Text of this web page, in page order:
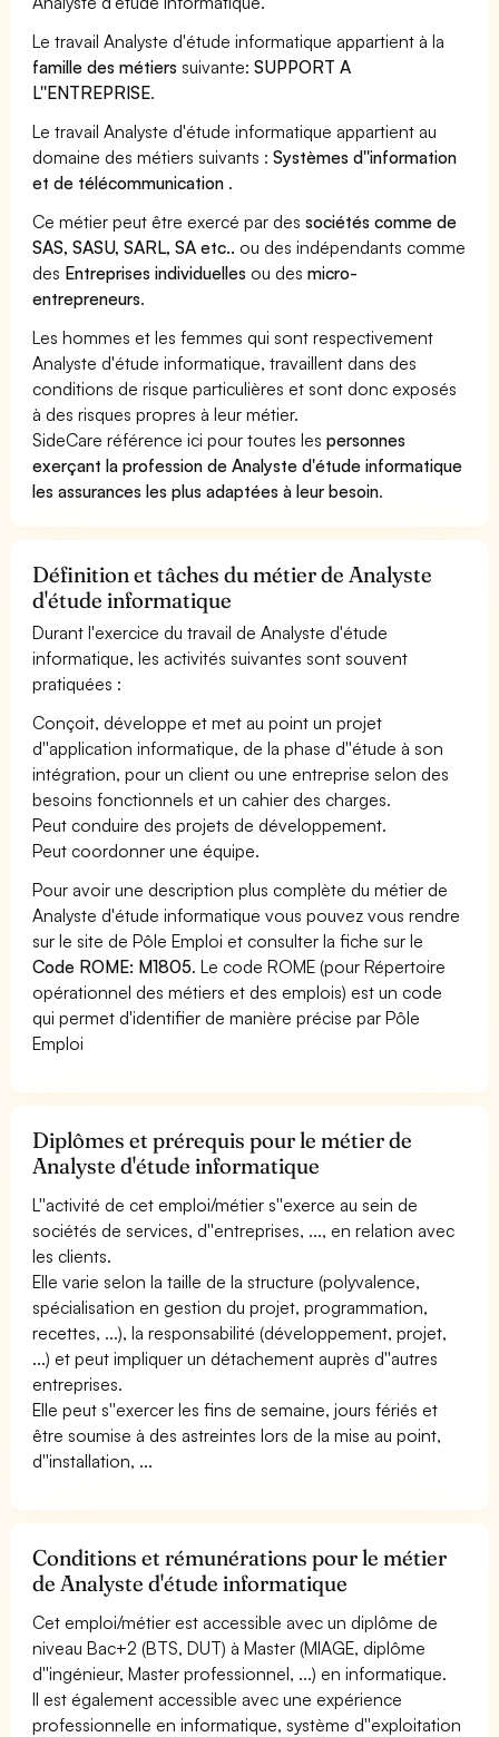
Le travail Analyste d'étude informatique appartient à la
famille des métiers suivante:SUPPORT A
L''ENTREPRISE.
Le travail Analyste d'étude informatique appartient au
domaine des métiers suivants :Systèmes d''information
et de télécommunication .
Ce métier peut être exercé par dessociétés comme de
SAS, SASU, SARL, SA etc.. ou des indépendants comme
des Entreprises individuelles ou desmicro-
entrepreneurs.
Les hommes et les femmes qui sont respectivement
Analyste d'étude informatique, travaillent dans des
conditions de risque particulières et sont donc exposés
à des risques propres à leur métier.
SideCare référence ici pour toutes lespersonnes
exerçant la profession de Analyste d'étude informatique
les assurances les plus adaptées à leur besoin.
Définition et tâches du métier de Analyste
d'étude informatique
Durant l'exercice du travail de Analyste d'étude
informatique, les activités suivantes sont souvent
pratiquées :
Conçoit, développe et met au point un projet
d''application informatique, de la phase d''étude à son
intégration, pour un client ou une entreprise selon des
besoins fonctionnels et un cahier des charges.
Peut conduire des projets de développement.
Peut coordonner une équipe.
Pour avoir une description plus complète du métier de
Analyste d'étude informatique vous pouvez vous rendre
sur le site de Pôle Emploi et consulter la fiche sur le
Code ROME: M1805. Le code ROME (pour Répertoire
opérationnel des métiers et des emplois) est un code
qui permet d'identifier de manière précise par Pôle
Emploi
Diplômes et prérequis pour le métier de
Analyste d'étude informatique
L''activité de cet emploi/métier s''exerce au sein de
sociétés de services, d''entreprises, ..., en relation avec
les clients.
Elle varie selon la taille de la structure (polyvalence,
spécialisation en gestion du projet, programmation,
recettes, ...), la responsabilité (développement, projet,
...) et peut impliquer un détachement auprès d''autres
entreprises.
Elle peut s''exercer les fins de semaine, jours fériés et
être soumise à des astreintes lors de la mise au point,
d''installation, ...
Conditions et rémunérations pour le métier
de Analyste d'étude informatique
Cet emploi/métier est accessible avec un diplôme de
niveau Bac+2 (BTS, DUT) à Master (MIAGE, diplôme
d''ingénieur, Master professionnel, ...) en informatique.
Il est également accessible avec une expérience
professionnelle en informatique, système d''exploitation